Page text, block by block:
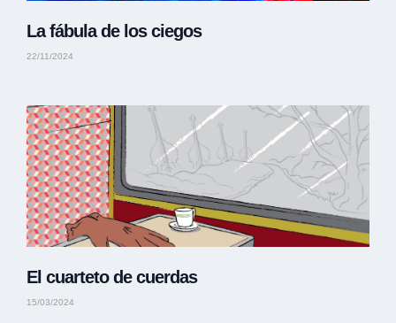
La fábula de los ciegos
22/11/2024
El cuarteto de cuerdas
15/03/2024